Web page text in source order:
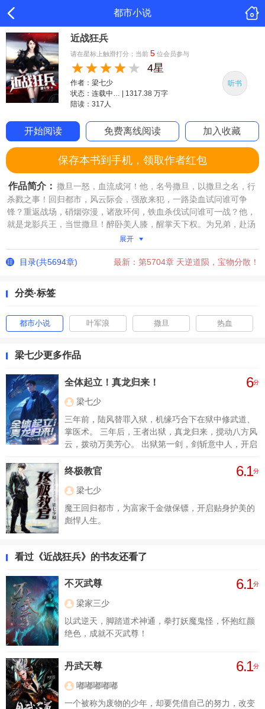
都市小说
近战狂兵
请在星标上触滑打分；当前 5 位会员参与
4星
作者：梁七少
状态：连载中… | 1317.38 万字
陪读：317人
开始阅读 免费离线阅读 加入收藏
保存本书到手机，领取作者红包
作品简介： 撒旦一怒，血流成河！他，名号撒旦，以撒旦之名，行
杀戮之事！回归都市，风云际会，强敌来犯，一路染血试问谁可争
锋？重返战场，硝烟弥漫，诸敌环伺，铁血杀伐试问谁可一战？他，
就是龙影兵王，当世撒旦！醉卧美人膝，醒掌天下权。为兄弟，赴汤
展开
目录(共5694章) 最新：第5704章 天逆道陨，宝物分散！
分类·标签
都市小说 叶军浪 撒旦 热血
梁七少更多作品
全体起立！真龙归来！ 6分
梁七少
三年前，陆风替罪入狱，机缘巧合下在狱中修武道、
掌医术。 三年后，王者出狱，真龙归来，搅动八方风
云，拨动万美芳心。 出狱第一剑，剑斩意中人，开启
翻手为云覆手为雨，踏上一条财色兼收的通天路。
终极教官 6.1分
梁七少
魔王回归都市，为富家千金做保镖，开启贴身护美的
彪悍人生。
看过《近战狂兵》的书友还看了
不灭武尊 6.1分
梁家三少
以武逆天，脚踏道术神通，拳打妖魔鬼怪，怀抱红颜
绝色，成就不灭武尊！
丹武天尊 6.1分
嘟嘟嘟嘟嘟
一个被称为废物的少年，却要凭借自己的努力，改变
听书